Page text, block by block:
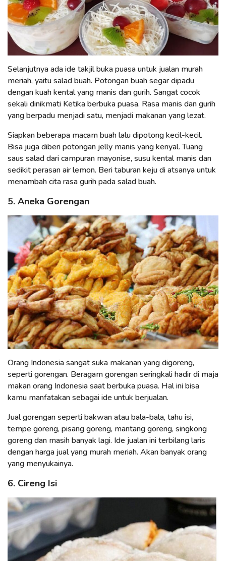
Selanjutnya ada ide takjil buka puasa untuk jualan murah
meriah, yaitu salad buah. Potongan buah segar dipadu
dengan kuah kental yang manis dan gurih. Sangat cocok
sekali dinikmati Ketika berbuka puasa. Rasa manis dan gurih
yang berpadu menjadi satu, menjadi makanan yang lezat.
Siapkan beberapa macam buah lalu dipotong kecil-kecil.
Bisa juga diberi potongan jelly manis yang kenyal. Tuang
saus salad dari campuran mayonise, susu kental manis dan
sedikit perasan air lemon. Beri taburan keju di atsanya untuk
menambah cita rasa gurih pada salad buah.
5. Aneka Gorengan
Orang Indonesia sangat suka makanan yang digoreng,
seperti gorengan. Beragam gorengan seringkali hadir di maja
makan orang Indonesia saat berbuka puasa. Hal ini bisa
kamu manfatakan sebagai ide untuk berjualan.
Jual gorengan seperti bakwan atau bala-bala, tahu isi,
tempe goreng, pisang goreng, mantang goreng, singkong
goreng dan masih banyak lagi. Ide jualan ini terbilang laris
dengan harga jual yang murah meriah. Akan banyak orang
yang menyukainya.
6. Cireng Isi